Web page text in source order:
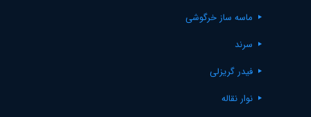
ماسه ساز خرگوشی
سرند
فیدر گریزلی
نوار نقاله